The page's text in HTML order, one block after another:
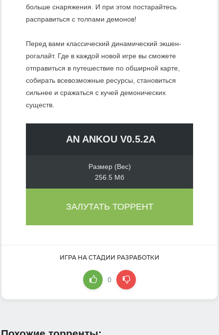
больше снаряжения. И при этом постарайтесь
расправиться с толпами демонов!
Перед вами классический динамический экшен-
рогалайт. Где в каждой новой игре вы сможете
отправиться в путешествие по обширной карте,
собирать всевозможные ресурсы, становиться
сильнее и сражаться с кучей демонических
существ.
AN ANKOU V0.5.2A
Размер (Вес)
256.5 Мб
ЗАЛУТАТЬ ТОРРЕНТ
ИГРА НА СТАДИИ РАЗРАБОТКИ
0